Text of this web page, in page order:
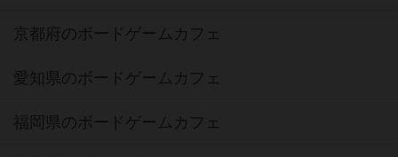
京都府のボードゲームカフェ
愛知県のボードゲームカフェ
福岡県のボードゲームカフェ